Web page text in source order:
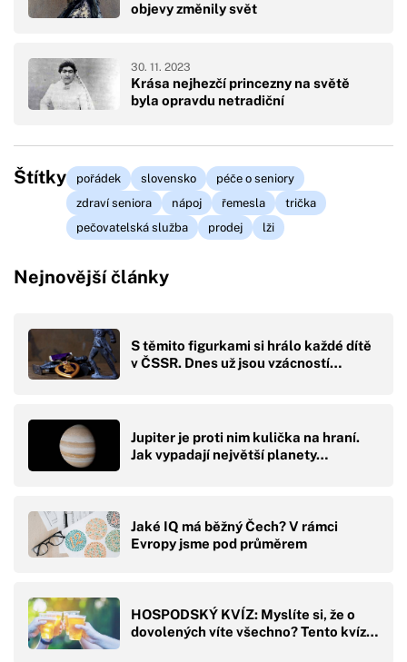
objevy změnily svět
Krása nejhezčí princezny na světě
byla opravdu netradiční
30. 11. 2023
Štítky pořádek slovensko
péče o seniory
zdraví seniora
nápoj řemesla
trička
pečovatelská služba
prodej lži
Nejnovější články
S těmito figurkami si hrálo každé dítě
v ČSSR. Dnes už jsou vzácností…
Jupiter je proti nim kulička na hraní.
Jak vypadají největší planety…
Jaké IQ má běžný Čech? V rámci
Evropy jsme pod průměrem
HOSPODSKÝ KVÍZ: Myslíte si, že o
dovolených víte všechno? Tento kvíz…